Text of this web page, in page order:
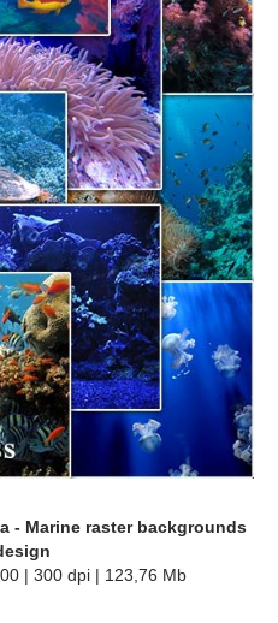
- Marine raster backgrounds
| 300 dpi | 123,76 Mb